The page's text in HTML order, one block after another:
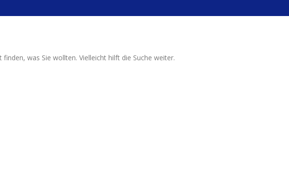
finden, was Sie wollten. Vielleicht hilft die Suche weiter.